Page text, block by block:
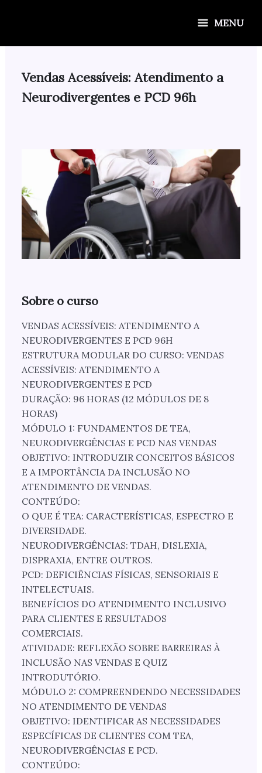
MENU
Vendas Acessíveis: Atendimento a
Neurodivergentes e PCD 96h
Sobre o curso
VENDAS ACESSÍVEIS: ATENDIMENTO A
NEURODIVERGENTES E PCD 96H
ESTRUTURA MODULAR DO CURSO: VENDAS
ACESSÍVEIS: ATENDIMENTO A
NEURODIVERGENTES E PCD
DURAÇÃO: 96 HORAS (12 MÓDULOS DE 8
HORAS)
MÓDULO 1: FUNDAMENTOS DE TEA,
NEURODIVERGÊNCIAS E PCD NAS VENDAS
OBJETIVO: INTRODUZIR CONCEITOS BÁSICOS
E A IMPORTÂNCIA DA INCLUSÃO NO
ATENDIMENTO DE VENDAS.
CONTEÚDO:
O QUE É TEA: CARACTERÍSTICAS, ESPECTRO E
DIVERSIDADE.
NEURODIVERGÊNCIAS: TDAH, DISLEXIA,
DISPRAXIA, ENTRE OUTROS.
PCD: DEFICIÊNCIAS FÍSICAS, SENSORIAIS E
INTELECTUAIS.
BENEFÍCIOS DO ATENDIMENTO INCLUSIVO
PARA CLIENTES E RESULTADOS
COMERCIAIS.
ATIVIDADE: REFLEXÃO SOBRE BARREIRAS À
INCLUSÃO NAS VENDAS E QUIZ
INTRODUTÓRIO.
MÓDULO 2: COMPREENDENDO NECESSIDADES
NO ATENDIMENTO DE VENDAS
OBJETIVO: IDENTIFICAR AS NECESSIDADES
ESPECÍFICAS DE CLIENTES COM TEA,
NEURODIVERGÊNCIAS E PCD.
CONTEÚDO: